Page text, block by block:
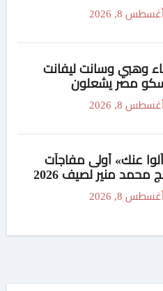
أغسطس 8, 2026
وهبي وسانت ليفانت
مصر يشعلون
استثنائية في موسم
أغسطس 8, 2026
عنك» أولى مفاجآت
محمد منير لصيف 2026
أغسطس 8, 2026